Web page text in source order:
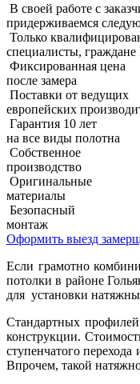
В своей работе с
придерживаемcя
Только
специалисты,
Фиксированная цена
после замера
Поставки от ведущих
европейских
Гарантия 10 лет
на все виды полотна
Собственное
производство
Оригинальные
материалы
Безопасный
монтаж
Оформить выезд
Если грамотно
потолки в районе
для установки
Стандартных
конструкции.
ступенчатого
Впрочем, такой